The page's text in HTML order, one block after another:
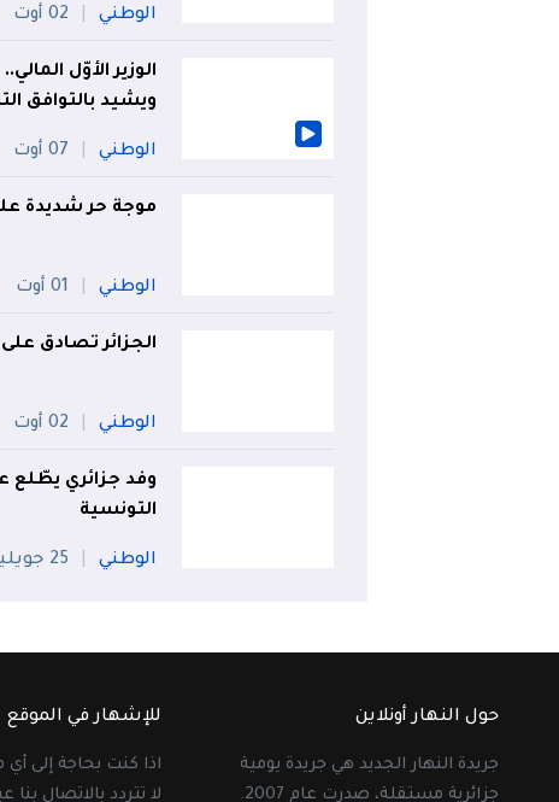
الوطني 02 أوت
الوزير الأوّل
ويشيد بالتوافق
الوطني 07 أوت
موجة حر شديدة على
الوطني 01 أوت
الجزائر تصادق
الوطني 02 أوت
وفد جزائري يطّلع
التونسية
الوطني 25 جويلية
حول النهار أونلاين
جريدة النهار الجديد هي جريدة يومية
جزائرية مستقلة، صدرت عام 2007.
للإشهار في الموقع
اذا كنت بحاجة إلى
لا تتردد بالاتصال بنا